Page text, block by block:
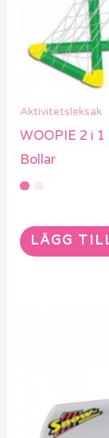
Aktivitetsleksak
WOOPIE 2 i
Bollar
LÄGG